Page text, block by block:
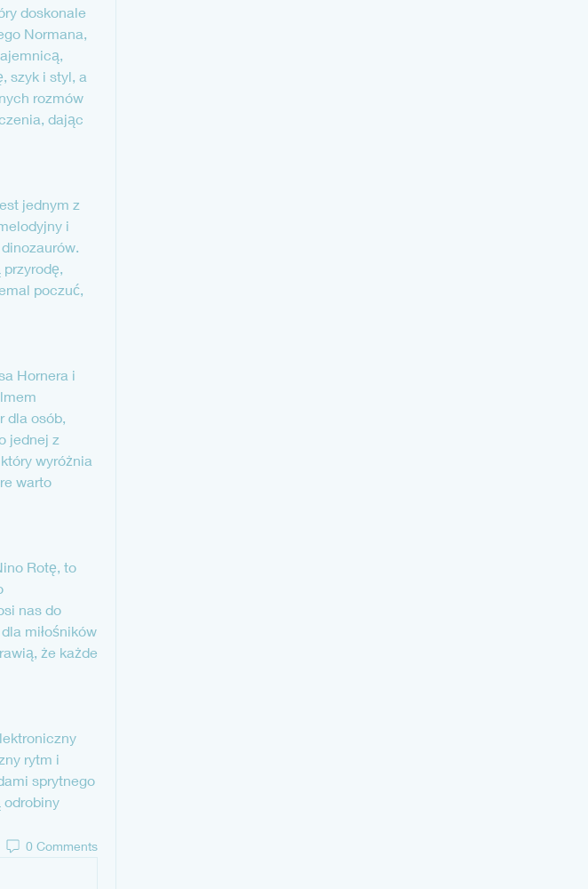
doskonale
Normana,
szyk i styl, a
rozmów
dając
jednym z
i
poczuć,
Hornera i
dla osób,
jednej z
wyróżnia
warto
Rotę, to
nas do
miłośników
że każde
rytm i
sprytnego
odrobiny
0 Comments